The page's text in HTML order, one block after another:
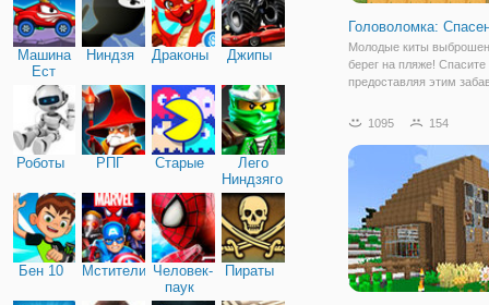
Машина
Ест
Машину
Ниндзя Драконы Джипы
Роботы РПГ Старые
Лего
Ниндзяго
Бен 10 Мстители Человек-
паук
Пираты
Головоломка:
Молодые киты
берег на пляже! Спасите
предоставляя этим
онлайн игре
игре вам предстоит
свою смекалку и
1095 154